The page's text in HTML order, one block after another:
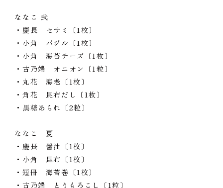
ななこ 弐
・慶長 セサミ〔1枚〕
・小角 バジル〔1枚〕
・小角 海苔チーズ〔1枚〕
・古乃端 オニオン〔1粒〕
・丸花 海老〔1枚〕
・角花 昆布だし〔1枚〕
・黒糖あられ〔2粒〕
ななこ 夏
・慶長 醤油〔1枚〕
・小角 昆布〔1枚〕
・短冊 海苔巻〔1枚〕
・古乃端 とうもろこし〔1粒〕